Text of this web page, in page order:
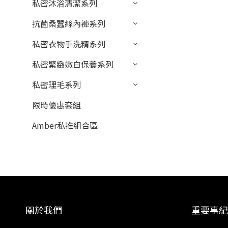
私密沐浴清潔系列
抗菌桑蠶絲內褲系列
私密衣物手洗精系列
私密緊緻嫩白保養系列
私密理毛系列
限時優惠套組
Amber私推組合區
關於我們 重要事紀